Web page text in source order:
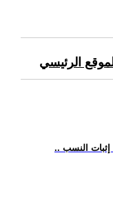
الرئيسي
إثبات النسب